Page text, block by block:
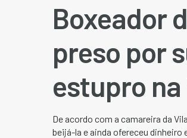
Boxeador
preso por
estupro
De acordo com a camareira da
beijá-la e ainda ofereceu dinheiro